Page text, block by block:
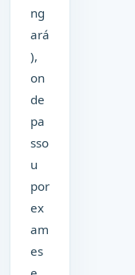
ng
ará
),
on
de
pa
sso
u
por
ex
am
es